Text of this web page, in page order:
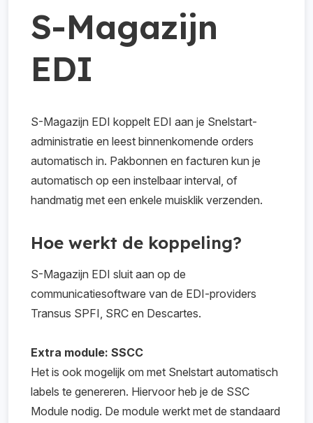
S-Magazijn
EDI
S-Magazijn EDI koppelt EDI aan je Snelstart-
administratie en leest binnenkomende orders
automatisch in. Pakbonnen en facturen kun je
automatisch op een instelbaar interval, of
handmatig met een enkele muisklik verzenden.
Hoe werkt de koppeling?
S-Magazijn EDI sluit aan op de
communicatiesoftware van de EDI-providers
Transus SPFI, SRC en Descartes.
Extra module: SSCC
Het is ook mogelijk om met Snelstart automatisch
labels te genereren. Hiervoor heb je de SSC
Module nodig. De module werkt met de standaard